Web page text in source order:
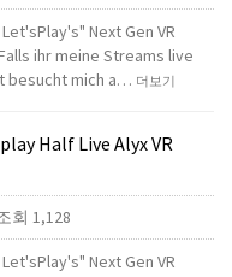
Next Gen VR
ihr meine Streams live
besucht mich a… 더보기
Half Live Alyx VR
회 1,128
Next Gen VR